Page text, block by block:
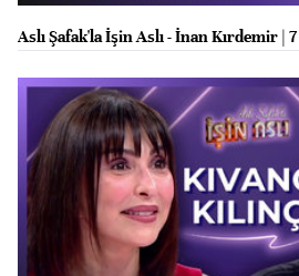
Aslı Şafak'la İşin Aslı - İnan Kırdemir |